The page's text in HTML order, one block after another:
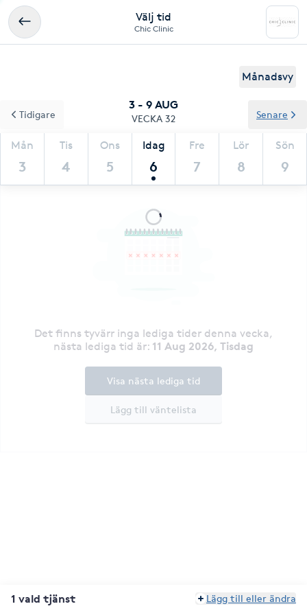
Välj tid
Chic Clinic
Månadsvy
3 - 9 AUG
VECKA 32
Mån
3
Tis
4
Ons
5
Idag
6
Fre
7
Lör
8
Sön
9
Tidigare Senare
Det finns tyvärr inga lediga tider denna vecka,
nästa lediga tid är: 11 Aug 2026, Tisdag
Lägg till väntelista
Visa nästa lediga tid
1 vald tjänst Lägg till eller ändra